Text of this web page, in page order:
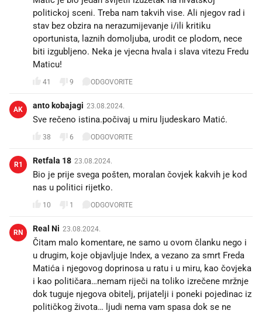
politickoj sceni. Treba nam takvih vise. Ali njegov rad i
stav bez obzira na nerazumijevanje i/ili kritiku
oportunista, laznih domoljuba, urodit ce plodom, nece
biti izgubljeno. Neka je vjecna hvala i slava vitezu Fredu
Maticu!
41 9 ODGOVORITE
AK anto kobajagi 23.08.2024.
Sve rečeno istina.počivaj u miru ljudeskaro Matić.
38 6 ODGOVORITE
R1 Retfala 18 23.08.2024.
Bio je prije svega pošten, moralan čovjek kakvih je kod
nas u politici rijetko.
10 1 ODGOVORITE
RN Real Ni 23.08.2024.
Čitam malo komentare, ne samo u ovom članku nego i
u drugim, koje objavljuje Index, a vezano za smrt Freda
Matića i njegovog doprinosa u ratu i u miru, kao čovjeka
i kao političara…nemam riječi na toliko izrečene mržnje
dok tuguje njegova obitelj, prijatelji i poneki pojedinac iz
političkog života… ljudi nema vam spasa dok se ne